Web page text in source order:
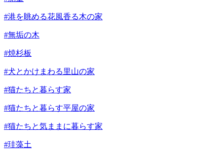
#港を眺める花風香る木の家
#無垢の木
#焼杉板
#犬とかけまわる里山の家
#猫たちと暮らす家
#猫たちと暮らす平屋の家
#猫たちと気ままに暮らす家
#珪藻土